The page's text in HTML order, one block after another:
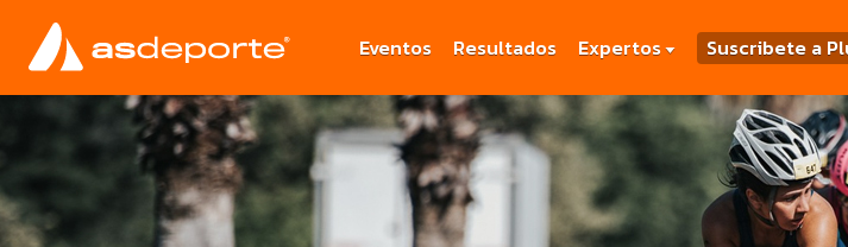
Eventos Resultados Expertos Suscribete a